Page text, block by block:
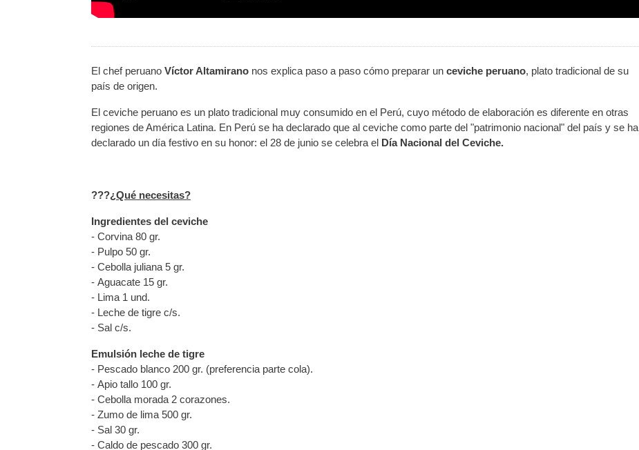
El chef peruano Víctor Altamirano nos explica paso a paso cómo preparar un ceviche peruano, plato tradicional de su
país de origen.
El ceviche peruano es un plato tradicional muy consumido en el Perú, cuyo método de elaboración es diferente en otras
regiones de América Latina. En Perú se ha declarado que al ceviche como parte del "patrimonio nacional" del país y se ha
declarado un día festivo en su honor: el 28 de junio se celebra el Día Nacional del Ceviche.
?‍??¿Qué necesitas?
Ingredientes del ceviche
- Corvina 80 gr.
- Pulpo 50 gr.
- Cebolla juliana 5 gr.
- Aguacate 15 gr.
- Lima 1 und.
- Leche de tigre c/s.
- Sal c/s.
Emulsión leche de tigre
- Pescado blanco 200 gr. (preferencia parte cola).
- Apio tallo 100 gr.
- Cebolla morada 2 corazones.
- Zumo de lima 500 gr.
- Sal 30 gr.
- Caldo de pescado 300 gr.